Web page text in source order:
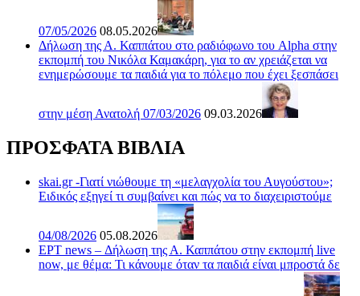
07/05/2026 08.05.2026
Δήλωση της Α. Καππάτου στο ραδιόφωνο του Alpha στην
εκπομπή του Νικόλα Καμακάρη, για το αν χρειάζεται να
ενημερώσουμε τα παιδιά για το πόλεμο που έχει ξεσπάσει
στην μέση Ανατολή 07/03/2026 09.03.2026
ΠΡΟΣΦΑΤΑ ΒΙΒΛΙΑ
skai.gr -Γιατί νιώθουμε τη «μελαγχολία του Αυγούστου»;
Ειδικός εξηγεί τι συμβαίνει και πώς να το διαχειριστούμε
04/08/2026 05.08.2026
ΕΡΤ news – Δήλωση της Α. Καππάτου στην εκπομπή live
now, με θέμα: Τι κάνουμε όταν τα παιδιά είναι μπροστά δε